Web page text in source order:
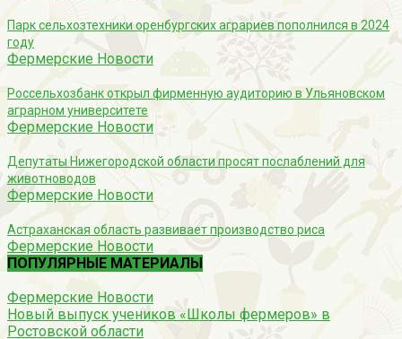
Парк сельхозтехники оренбургских аграриев пополнился в 2024
году
Фермерские Новости
Россельхозбанк открыл фирменную аудиторию в Ульяновском
аграрном университете
Фермерские Новости
Депутаты Нижегородской области просят послаблений для
животноводов
Фермерские Новости
Астраханская область развивает производство риса
Фермерские Новости
ПОПУЛЯРНЫЕ МАТЕРИАЛЫ
Фермерские Новости
Новый выпуск учеников «Школы фермеров» в
Ростовской области